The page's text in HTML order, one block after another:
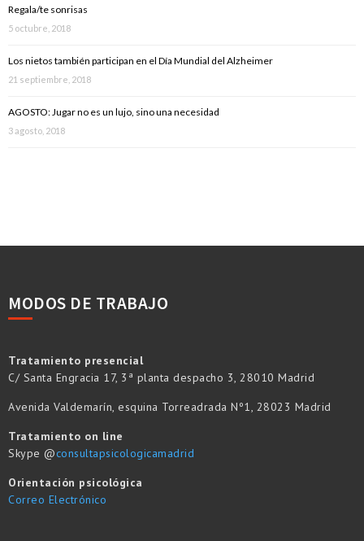
Regala/te sonrisas
5 octubre, 2018
Los nietos también participan en el Día Mundial del Alzheimer
21 septiembre, 2018
AGOSTO: Jugar no es un lujo, sino una necesidad
3 agosto, 2018
MODOS DE TRABAJO
Tratamiento presencial
C/ Santa Engracia 17, 3ª planta despacho 3, 28010 Madrid
Avenida Valdemarín, esquina Torreadrada Nº1, 28023 Madrid
Tratamiento on line
Skype @consultapsicologicamadrid
Orientación psicológica
Correo Electrónico